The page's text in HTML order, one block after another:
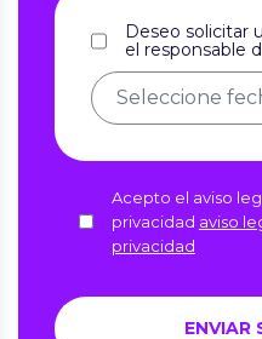
Deseo solicitar
el responsable
Acepto el aviso
privacidad aviso
privacidad